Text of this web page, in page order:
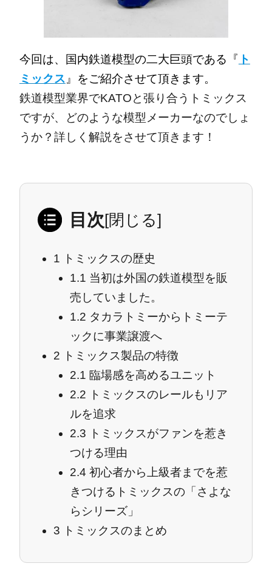
今回は、国内鉄道模型の二大巨頭である『 ト
ミックス 』をご紹介させて頂きます。
鉄道模型業界でKATOと張り合うトミックス
ですが、どのような模型メーカーなのでしょ
うか？詳しく解説をさせて頂きます！
目次[閉じる]
1 トミックスの歴史
1.1 当初は外国の鉄道模型を販
売していました。
1.2 タカラトミーからトミーテ
ックに事業譲渡へ
2 トミックス製品の特徴
2.1 臨場感を高めるユニット
2.2 トミックスのレールもリア
ルを追求
2.3 トミックスがファンを惹き
つける理由
2.4 初心者から上級者までを惹
きつけるトミックスの「さよな
らシリーズ」
3 トミックスのまとめ